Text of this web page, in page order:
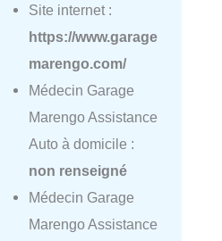
Site internet :
https://www.garage
marengo.com/
Médecin Garage
Marengo Assistance
Auto à domicile :
non renseigné
Médecin Garage
Marengo Assistance